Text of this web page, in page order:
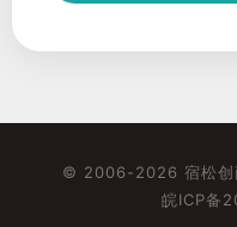
© 2006-2026 宿松创
皖ICP备